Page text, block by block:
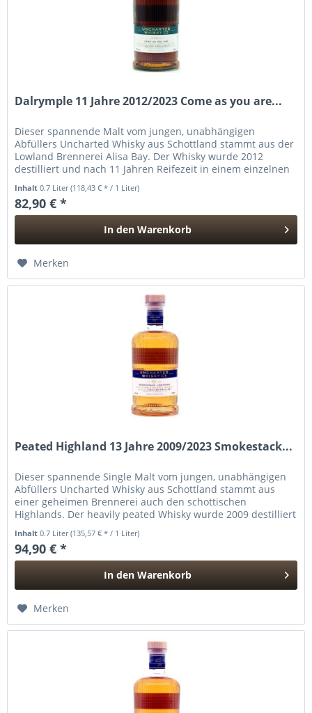
Dalrymple 11 Jahre 2012/2023 Come as you are...
Dieser spannende Malt vom jungen, unabhängigen
Abfüllers Uncharted Whisky aus Schottland stammt aus der
Lowland Brennerei Alisa Bay. Der Whisky wurde 2012
destilliert und nach 11 Jahren Reifezeit in einem einzelnen
Inhalt0.7 Liter(118,43 € * / 1 Liter)
82,90 € *
In den Warenkorb
Merken
Peated Highland 13 Jahre 2009/2023 Smokestack...
Dieser spannende Single Malt vom jungen, unabhängigen
Abfüllers Uncharted Whisky aus Schottland stammt aus
einer geheimen Brennerei auch den schottischen
Highlands. Der heavily peated Whisky wurde 2009 destilliert
Inhalt0.7 Liter(135,57 € * / 1 Liter)
94,90 € *
In den Warenkorb
Merken